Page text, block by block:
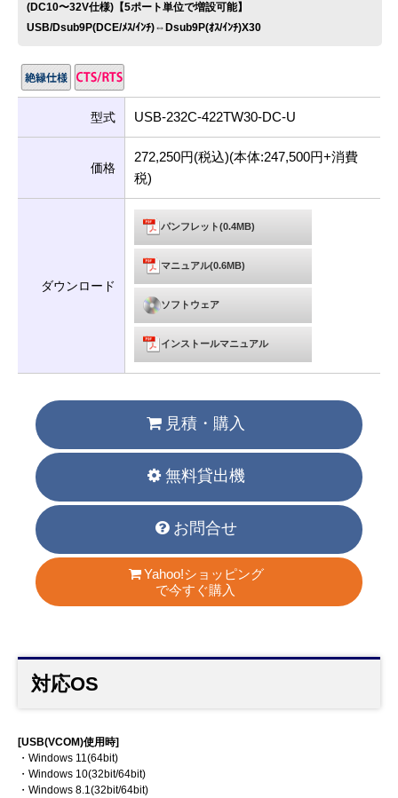
(DC10〜32V仕様)【5ポート単位で増設可能】
USB/Dsub9P(DCE/ﾒｽ/ｲﾝﾁ)⇔Dsub9P(ｵｽ/ｲﾝﾁ)X30
型式 USB-232C-422TW30-DC-U
価格
272,250円(税込)(本体:247,500円+消費
税)
ダウンロード
パンフレット(0.4MB)
マニュアル(0.6MB)
ソフトウェア
インストールマニュアル
見積・購入
無料貸出機
お問合せ
Yahoo!ショッピング
で今すぐ購入
対応OS
[USB(VCOM)使用時]
・Windows 11(64bit)
・Windows 10(32bit/64bit)
・Windows 8.1(32bit/64bit)